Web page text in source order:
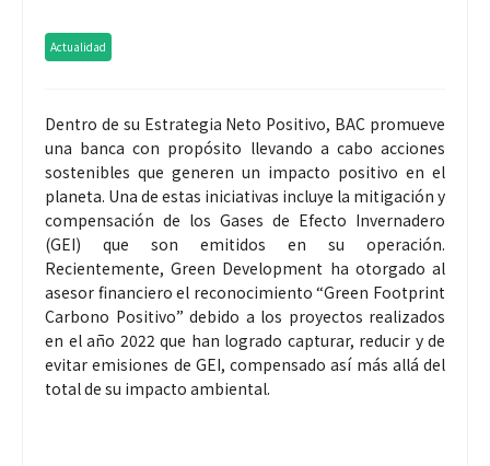
Actualidad
Dentro de su Estrategia Neto Positivo, BAC promueve
una banca con propósito llevando a cabo acciones
sostenibles que generen un impacto positivo en el
planeta. Una de estas iniciativas incluye la mitigación y
compensación de los Gases de Efecto Invernadero
(GEI) que son emitidos en su operación.
Recientemente, Green Development ha otorgado al
asesor financiero el reconocimiento “Green Footprint
Carbono Positivo” debido a los proyectos realizados
en el año 2022 que han logrado capturar, reducir y de
evitar emisiones de GEI, compensado así más allá del
total de su impacto ambiental.